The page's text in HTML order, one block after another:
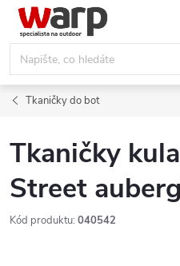
Přejít
obsah
Tkaničky do bot
Tkaničky
Street
Kód produktu: 040542